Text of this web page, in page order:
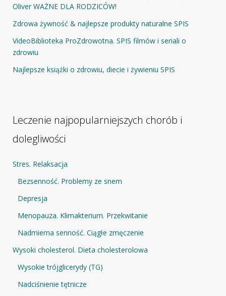
Oliver WAŻNE DLA RODZICÓW!
Zdrowa żywność & najlepsze produkty naturalne SPIS
VideoBiblioteka ProZdrowotna. SPIS filmów i seriali o
zdrowiu
Najlepsze książki o zdrowiu, diecie i żywieniu SPIS
Leczenie najpopularniejszych chorób i
dolegliwości
Stres. Relaksacja
Bezsenność. Problemy ze snem
Depresja
Menopauza. Klimakterium. Przekwitanie
Nadmierna senność. Ciągłe zmęczenie
Wysoki cholesterol. Dieta cholesterolowa
Wysokie trójglicerydy (TG)
Nadciśnienie tętnicze